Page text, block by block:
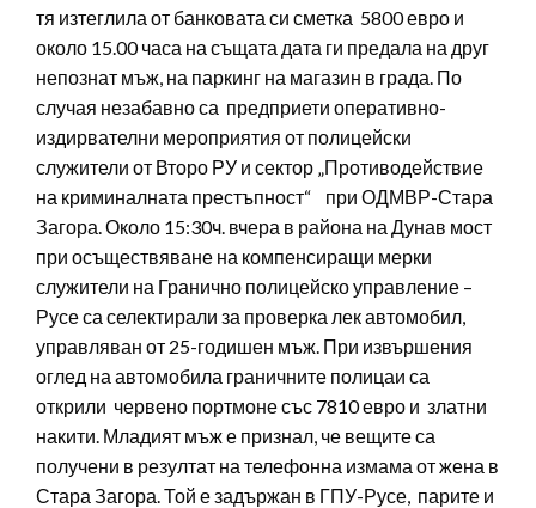
тя изтеглила от банковата си сметка 5800 евро и
около 15.00 часа на същата дата ги предала на друг
непознат мъж, на паркинг на магазин в града. По
случая незабавно са предприети оперативно-
издирвателни мероприятия от полицейски
служители от Второ РУ и сектор „Противодействие
на криминалната престъпност“ при ОДМВР-Стара
Загора. Около 15:30ч. вчера в района на Дунав мост
при осъществяване на компенсиращи мерки
служители на Гранично полицейско управление –
Русе са селектирали за проверка лек автомобил,
управляван от 25-годишен мъж. При извършения
оглед на автомобила граничните полицаи са
открили червено портмоне със 7810 евро и златни
накити. Младият мъж е признал, че вещите са
получени в резултат на телефонна измама от жена в
Стара Загора. Той е задържан в ГПУ-Русе, парите и